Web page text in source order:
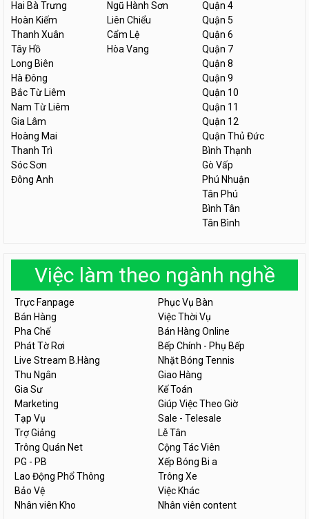
Hai Bà Trưng
Hoàn Kiếm
Thanh Xuân
Tây Hồ
Long Biên
Hà Đông
Bắc Từ Liêm
Nam Từ Liêm
Gia Lâm
Hoàng Mai
Thanh Trì
Sóc Sơn
Đông Anh
Ngũ Hành Sơn
Liên Chiểu
Cẩm Lệ
Hòa Vang
Quận 4
Quận 5
Quận 6
Quận 7
Quận 8
Quận 9
Quận 10
Quận 11
Quận 12
Quận Thủ Đức
Bình Thạnh
Gò Vấp
Phú Nhuận
Tân Phú
Bình Tân
Tân Bình
Việc làm theo ngành nghề
Trực Fanpage
Phục Vụ Bàn
Bán Hàng
Việc Thời Vụ
Pha Chế
Bán Hàng Online
Phát Tờ Rơi
Bếp Chính - Phụ Bếp
Live Stream B.Hàng
Nhặt Bóng Tennis
Thu Ngân
Giao Hàng
Gia Sư
Kế Toán
Marketing
Giúp Việc Theo Giờ
Tạp Vụ
Sale - Telesale
Trợ Giảng
Lễ Tân
Trông Quán Net
Cộng Tác Viên
PG - PB
Xếp Bóng Bi a
Lao Động Phổ Thông
Trông Xe
Bảo Vệ
Việc Khác
Nhân viên Kho
Nhân viên content